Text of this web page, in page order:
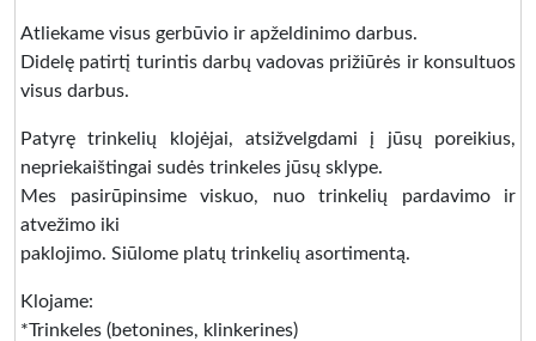
Atliekame visus gerbūvio ir apželdinimo darbus.
Didelę patirtį turintis darbų vadovas prižiūrės ir konsultuos
visus darbus.
Patyrę trinkelių klojėjai, atsižvelgdami į jūsų poreikius,
nepriekaištingai sudės trinkeles jūsų sklype.
Mes pasirūpinsime viskuo, nuo trinkelių pardavimo ir
atvežimo iki
paklojimo. Siūlome platų trinkelių asortimentą.
Klojame:
*Trinkeles (betonines, klinkerines)